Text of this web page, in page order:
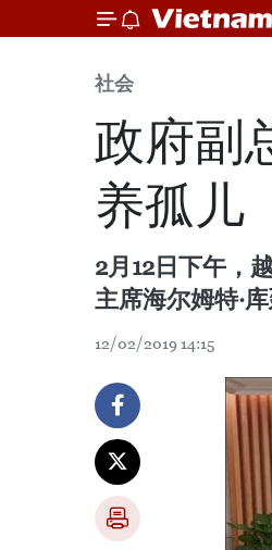
社会
政府副
养孤儿
2月12日下午，
主席海尔姆特·
12/02/2019 14:15